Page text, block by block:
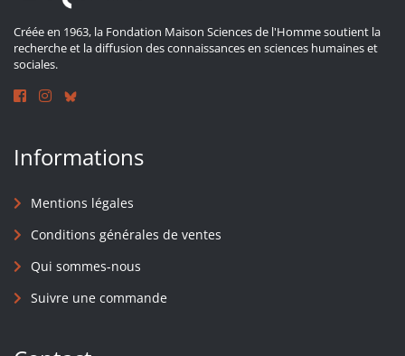
Créée en 1963, la Fondation Maison Sciences de l'Homme soutient la
recherche et la diffusion des connaissances en sciences humaines et
sociales.
Informations
Mentions légales
Conditions générales de ventes
Qui sommes-nous
Suivre une commande